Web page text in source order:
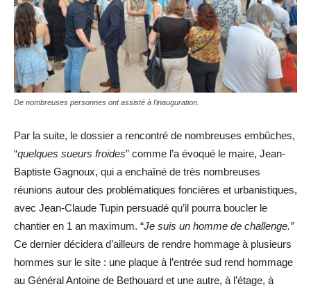
De nombreuses personnes ont assisté à l’inauguration.
Par la suite, le dossier a rencontré de nombreuses embûches,
“quelques sueurs froides” comme l’a évoqué le maire, Jean-
Baptiste Gagnoux, qui a enchaîné de très nombreuses
réunions autour des problématiques foncières et urbanistiques,
avec Jean-Claude Tupin persuadé qu’il pourra boucler le
chantier en 1 an maximum. “Je suis un homme de challenge.”
Ce dernier décidera d’ailleurs de rendre hommage à plusieurs
hommes sur le site : une plaque à l’entrée sud rend hommage
au Général Antoine de Bethouard et une autre, à l’étage, à